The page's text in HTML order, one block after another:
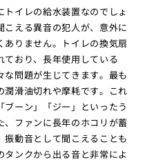
イレの給水装置なのでしょ
こえる異音の犯人が、意外に
りません。トイレの換気扇
ており、長年使用している
な問題が生じてきます。最も
潤滑油切れや摩耗です。これ
ーン」「ジー」といったう
、ファンに長年のホコリが蓄
動音として聞こえることも
ンクから出る音と非常によ